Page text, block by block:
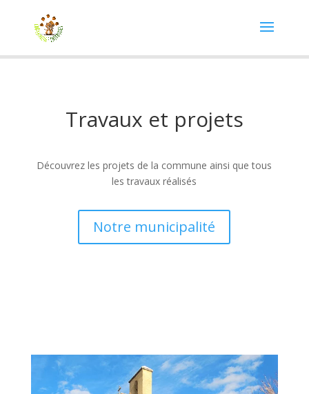
Travaux et projets
Découvrez les projets de la commune ainsi que tous
les travaux réalisés
Notre municipalité